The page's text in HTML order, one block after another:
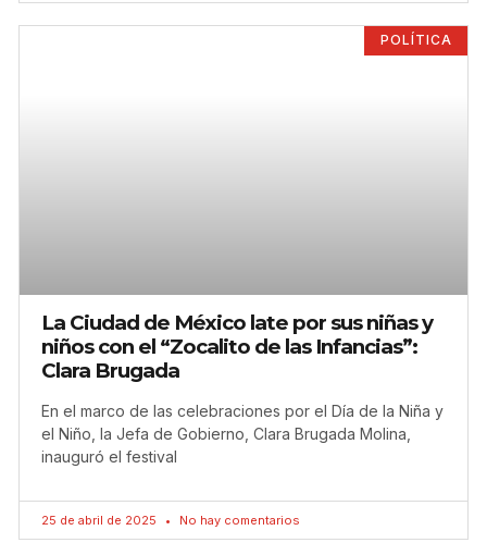
POLÍTICA
La Ciudad de México late por sus niñas y
niños con el “Zocalito de las Infancias”:
Clara Brugada
En el marco de las celebraciones por el Día de la Niña y
el Niño, la Jefa de Gobierno, Clara Brugada Molina,
inauguró el festival
25 de abril de 2025 No hay comentarios